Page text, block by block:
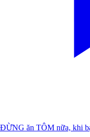
ĐỪNG ăn TÔM nữa, khi